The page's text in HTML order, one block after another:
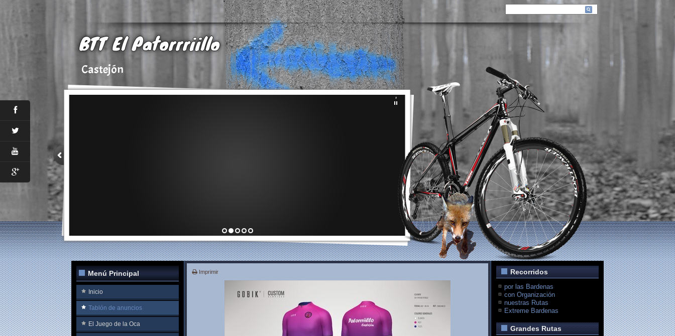
BTT El Patorrriillo
Castejón
Menú Principal
Inicio
Tablón de anuncios
El Juego de la Oca
Imprimir Recorridos
por las Bardenas
con Organización
nuestras Rutas
Extreme Bardenas
Grandes Rutas